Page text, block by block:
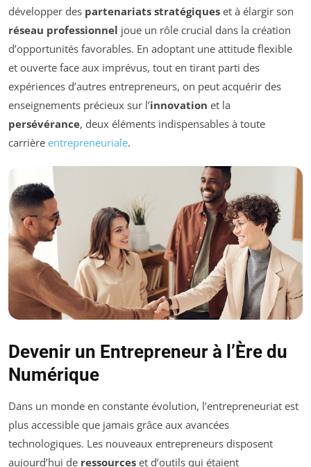
développer des partenariats stratégiques et à élargir son
réseau professionnel joue un rôle crucial dans la création
d’opportunités favorables. En adoptant une attitude flexible
et ouverte face aux imprévus, tout en tirant parti des
expériences d’autres entrepreneurs, on peut acquérir des
enseignements précieux sur l’innovation et la
persévérance, deux éléments indispensables à toute
carrière entrepreneuriale.
Devenir un Entrepreneur à l’Ère du
Numérique
Dans un monde en constante évolution, l’entrepreneuriat est
plus accessible que jamais grâce aux avancées
technologiques. Les nouveaux entrepreneurs disposent
aujourd’hui de ressources et d’outils qui étaient